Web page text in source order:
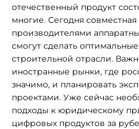
отечественный продукт
многие. Сегодня совместная
производителями
смогут сделать
строительной отрасли.
иностранные рынки, где
значимо, и планировать
проектами. Уже сейчас
подходы к юридическому
цифровых продуктов за